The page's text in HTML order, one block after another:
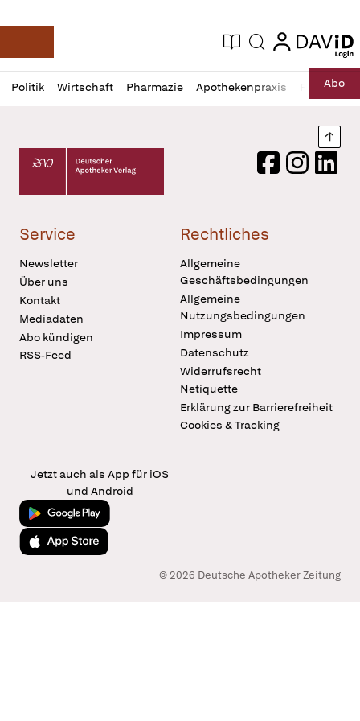
Deutsche Apotheker Zeitung
Aktuelle Ausgabe
Suche login
login
Politik Wirtschaft Pharmazie Apothekenpraxis RechtAbo
Profil
öffnen
Daz
Pur
Deutscher Apotheker Verlag Logo
FacebookInstagram
Service
Newsletter
Über uns
Kontakt
Mediadaten
Abo kündigen
RSS-Feed
Rechtliches
Allgemeine
Geschäftsbedingungen
Allgemeine
Nutzungsbedingungen
Impressum
Datenschutz
Widerrufsrecht
Netiquette
Erklärung zur Barrierefreiheit
Cookies & Tracking
Jetzt auch als App für iOS
und Android
Jetzt bei Google Play
Laden im App Store
© 2026 Deutsche Apotheker Zeitung